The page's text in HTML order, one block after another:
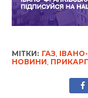
МІТКИ: ГАЗ,
НОВИНИ,